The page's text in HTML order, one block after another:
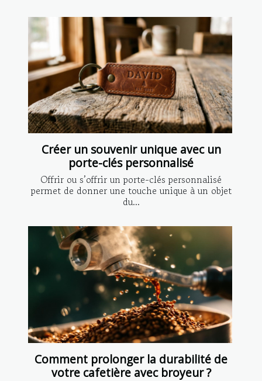
Créer un souvenir unique avec un
porte-clés personnalisé
Offrir ou s’offrir un porte-clés personnalisé
permet de donner une touche unique à un objet
du...
Comment prolonger la durabilité de
votre cafetière avec broyeur ?